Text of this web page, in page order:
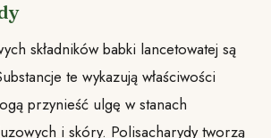
składników babki lancetowatej są
te wykazują właściwości
przynieść ulgę w stanach
i skóry. Polisacharydy tworzą